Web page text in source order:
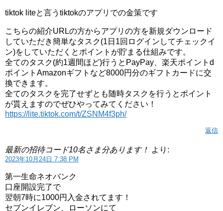
tiktok liteと言うtiktokのアプリでの金策です
こちらの紹介URLの方からアプリの方を新規ダウンロード
していただき簡単なタスク(1日1回ログインしてチェックイ
ン)をしていただくとポイントが貯まる仕組みです。
全てのタスク(約1週間ほど)行うとPayPay、楽天ポイントd
ポイントAmazonギフトなど8000円分のギフトカードに交
換できます。
全てのタスクを完了せずとも随時タスクを行うとポイント
が貰えますのでぜひやってみてください！
https://lite.tiktok.com/t/ZSNM4f3ph/
返信
最新の招待コード10名さま分あります！ より:
2023年10月24日 7:38 PM
第一生命ネオバンク
口座開設完了で
翌朝7時に1000円入金されてます！
セブンイレブン、ローソンにて